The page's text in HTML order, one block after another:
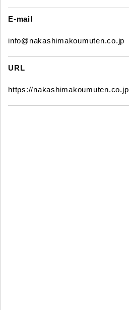
E-mail
info@nakashimakoumuten.co.jp
URL
https://nakashimakoumuten.co.jp